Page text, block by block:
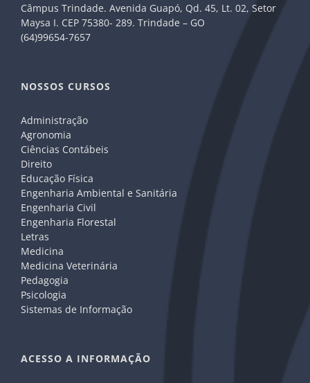
Câmpus Trindade. Avenida Guapó, Qd. 45, Lt. 02, Setor
Maysa I. CEP 75380- 289. Trindade – GO
(64)99654-7657
NOSSOS CURSOS
Administração
Agronomia
Ciências Contábeis
Direito
Educação Física
Engenharia Ambiental e Sanitária
Engenharia Civil
Engenharia Florestal
Letras
Medicina
Medicina Veterinária
Pedagogia
Psicologia
Sistemas de Informação
ACESSO A INFORMAÇÃO